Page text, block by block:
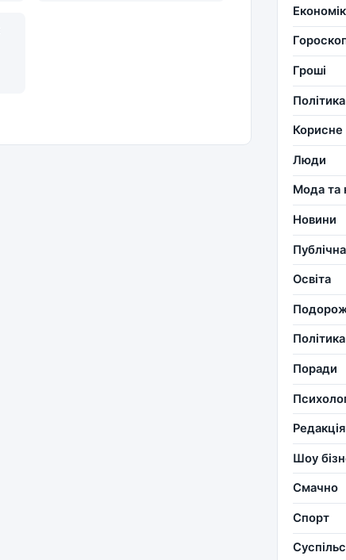
Гроші
Корисне
Люди
Мода та
Новини
Освіта
Політика
Поради
Редакція
Шоу
Смачно
Спорт